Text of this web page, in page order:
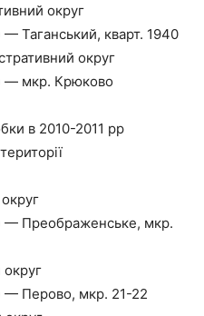
округ
Таганський, кварт. 1940
округ
— мкр. Крюково
в 2010-2011 рр
— Преображенське, мкр.
округ
— Перово, мкр. 21-22